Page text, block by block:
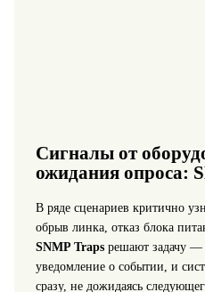
Сигналы от
ожидания опроса:
В ряде сценариев критично
обрыв линка, отказ блока
SNMP Trapsрешают задачу —
уведомление о событии, и
сразу, не дожидаясь